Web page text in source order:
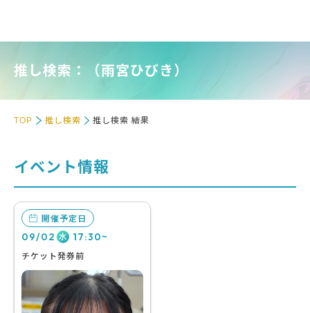
推し検索：（雨宮ひびき）
TOP 推し検索 推し検索 結果
イベント情報
開催予定日
09/02 水 17:30~
チケット発券前